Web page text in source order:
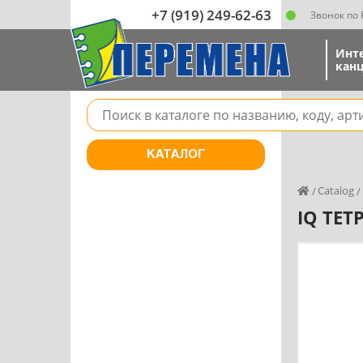
+7 (919) 249-62-63 Звонок по
Поле для поиска товара в каталоге
КАТАЛОГ
Catalog
IQ